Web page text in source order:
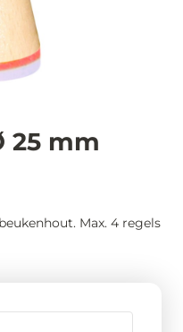
25 mm
Max. 4 regels